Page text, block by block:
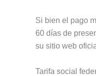
Si bien el pago
60 días de
su sitio web
Tarifa social